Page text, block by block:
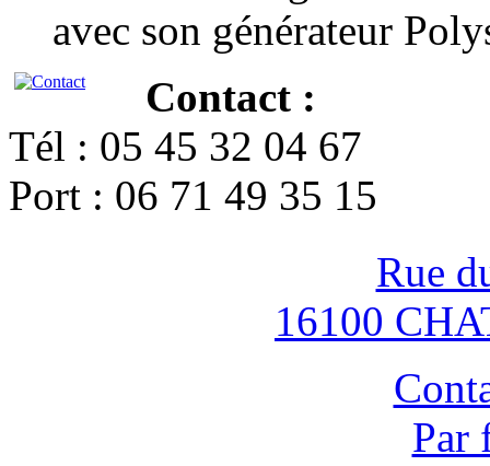
avec son générateur
Contact :
Tél : 05 45 32 04 67
Port : 06 71 49 35 15
Rue
16100
Par